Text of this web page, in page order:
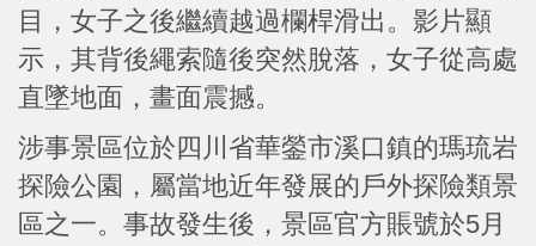
目，女子之後繼續越過欄桿滑出。影片顯
示，其背後繩索隨後突然脫落，女子從高處
直墜地面，畫面震撼。
涉事景區位於四川省華鎣市溪口鎮的瑪琉岩
探險公園，屬當地近年發展的戶外探險類景
區之一。事故發生後，景區官方賬號於5月